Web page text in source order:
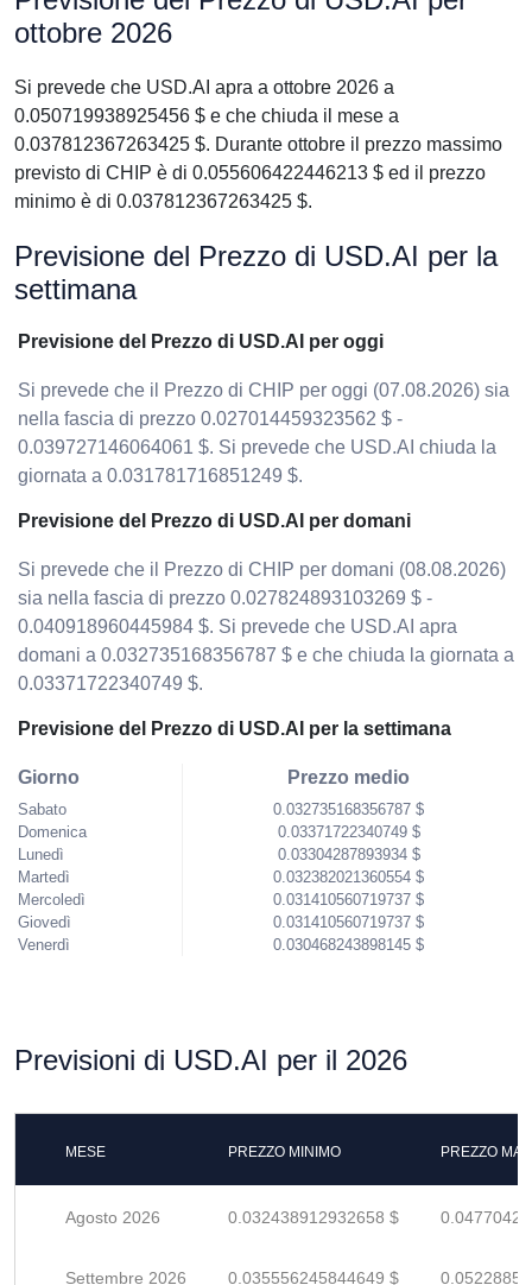
ottobre 2026
Si prevede che USD.AI apra a ottobre 2026 a
0.050719938925456 $ e che chiuda il mese a
0.037812367263425 $. Durante ottobre il prezzo massimo
previsto di CHIP è di 0.055606422446213 $ ed il prezzo
minimo è di 0.037812367263425 $.
Previsione del Prezzo di USD.AI per la
settimana
Previsione del Prezzo di USD.AI per oggi
Si prevede che il Prezzo di CHIP per oggi (07.08.2026) sia
nella fascia di prezzo 0.027014459323562 $ -
0.039727146064061 $. Si prevede che USD.AI chiuda la
giornata a 0.031781716851249 $.
Previsione del Prezzo di USD.AI per domani
Si prevede che il Prezzo di CHIP per domani (08.08.2026)
sia nella fascia di prezzo 0.027824893103269 $ -
0.040918960445984 $. Si prevede che USD.AI apra
domani a 0.032735168356787 $ e che chiuda la giornata a
0.03371722340749 $.
Previsione del Prezzo di USD.AI per la settimana
Giorno
Sabato
Domenica
Lunedì
Martedì
Mercoledì
Giovedì
Venerdì
Prezzo medio
0.032735168356787 $
0.03371722340749 $
0.03304287893934 $
0.032382021360554 $
0.031410560719737 $
0.031410560719737 $
0.030468243898145 $
Previsioni di USD.AI per il 2026
MESE PREZZO MINIMO PREZZO
Agosto 2026 0.032438912932658 $
Settembre 2026 0.035556245844649 $